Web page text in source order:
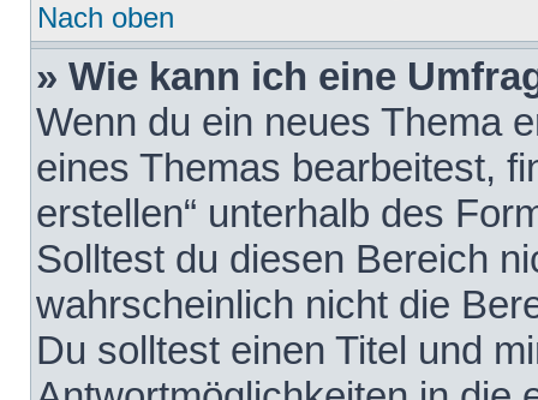
Nach oben
» Wie kann ich eine
Wenn du ein neues Thema
eines Themas bearbeitest,
erstellen“ unterhalb des
Solltest du diesen Bereich
wahrscheinlich nicht die
Du solltest einen Titel und